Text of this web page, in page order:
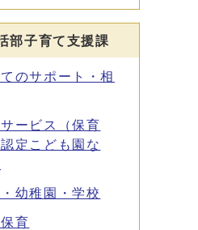
部子育て支援課
のサポート・相
ービス（保育
定こども園な
幼稚園・学校
育